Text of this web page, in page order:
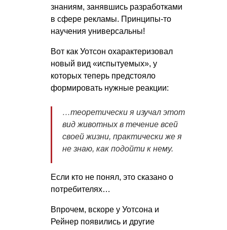
знаниям, занявшись разработками
в сфере рекламы. Принципы-то
научения универсальны!
Вот как Уотсон охарактеризовал
новый вид «испытуемых», у
которых теперь предстояло
формировать нужные реакции:
…теоретически я изучал этот
вид животных в течение всей
своей жизни, практически же я
не знаю, как подойти к нему.
Если кто не понял, это сказано о
потребителях…
Впрочем, вскоре у Уотсона и
Рейнер появились и другие